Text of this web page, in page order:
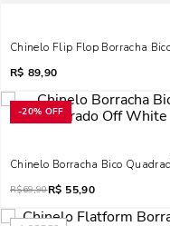
Chinelo Flip Flop Borracha
R$ 89,90
-20% OFF
Chinelo Borracha Bico
R$69,90R$ 55,90